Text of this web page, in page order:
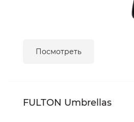
Посмотреть
FULTON Umbrellas